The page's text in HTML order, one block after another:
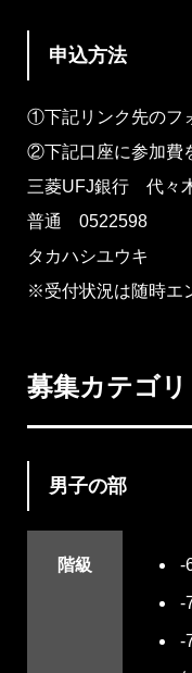
申込方法
①下記リンク先のフ
②下記口座に参加費
三菱UFJ銀行 代々
普通 0522598
タカハシユウキ
※受付状況は随時エ
募集カテゴリ
男子の部
階級 -
-
-